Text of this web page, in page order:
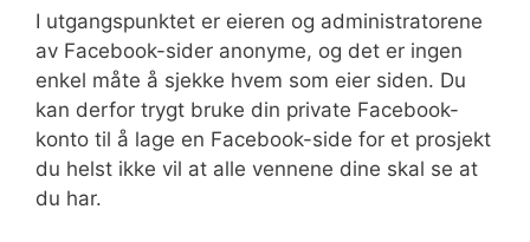
I utgangspunktet er eieren og administratorene
av Facebook-sider anonyme, og det er ingen
enkel måte å sjekke hvem som eier siden. Du
kan derfor trygt bruke din private Facebook-
konto til å lage en Facebook-side for et prosjekt
du helst ikke vil at alle vennene dine skal se at
du har.